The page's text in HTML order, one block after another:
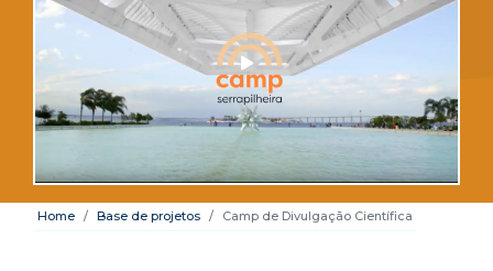
Home Base de projetos Camp de Divulgação Científica